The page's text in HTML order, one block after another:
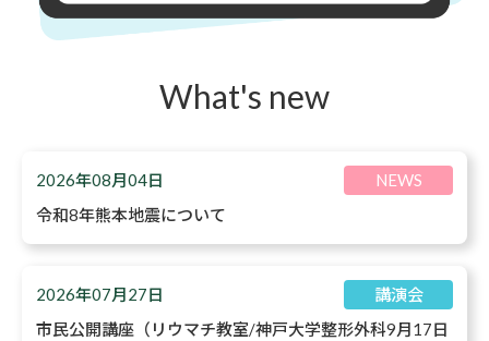
What's new
2026年08月04日
NEWS
令和8年熊本地震について
2026年07月27日
講演会
市民公開講座（リウマチ教室/神戸大学整形外科9月17日